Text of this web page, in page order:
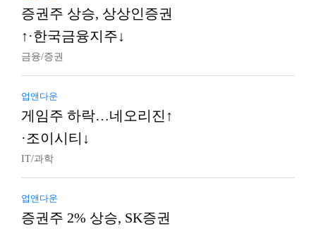
증권주 상승, 상상인증권
↑·한국금융지주↓
금융/증권
업앤다운
게임주 하락…네오리진↑
·조이시티↓
IT/과학
업앤다운
증권주 2% 상승, SK증권